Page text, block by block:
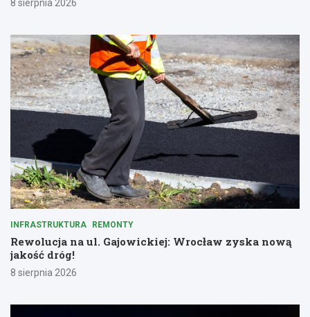
8 sierpnia 2026
INFRASTRUKTURA REMONTY
Rewolucja na ul. Gajowickiej: Wrocław zyska nową
jakość dróg!
8 sierpnia 2026